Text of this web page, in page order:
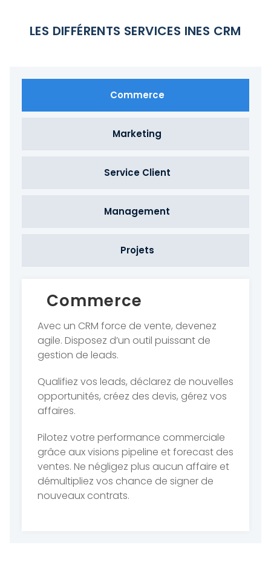
LES DIFFÉRENTS SERVICES INES CRM
Commerce
Marketing
Service Client
Management
Projets
Commerce
Avec un CRM force de vente, devenez
agile. Disposez d’un outil puissant de
gestion de leads.
Qualifiez vos leads, déclarez de nouvelles
opportunités, créez des devis, gérez vos
affaires.
Pilotez votre performance commerciale
grâce aux visions pipeline et forecast des
ventes. Ne négligez plus aucun affaire et
démultipliez vos chance de signer de
nouveaux contrats.